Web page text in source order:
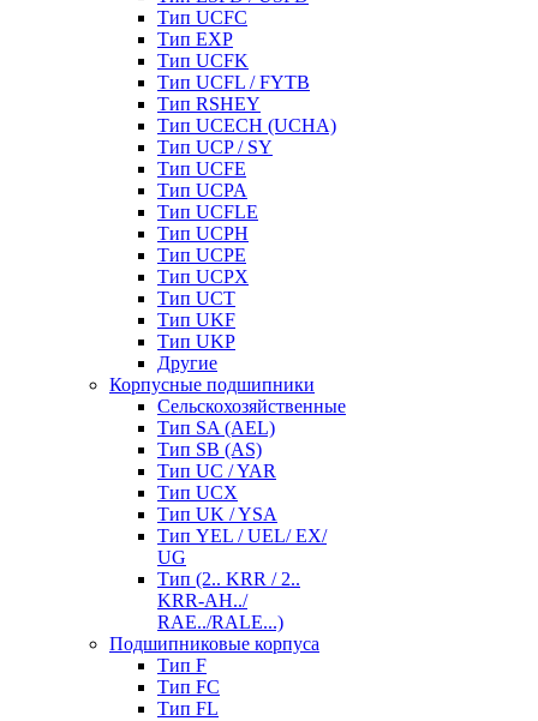
Тип UCFC
Тип EXP
Тип UCFK
Тип UCFL / FYTB
Тип RSHEY
Тип UCECH (UCHA)
Тип UCP / SY
Тип UCFE
Тип UCPA
Тип UCFLE
Тип UCPH
Тип UCPE
Тип UCPX
Тип UCT
Тип UKF
Тип UKP
Другие
Корпусные подшипники
Сельскохозяйственные
Тип SA (AEL)
Тип SB (AS)
Тип UC / YAR
Тип UCX
Тип UK / YSA
Тип YEL / UEL/ EX/
UG
Тип (2.. KRR / 2..
KRR-AH../
RAE../RALE...)
Подшипниковые корпуса
Тип F
Тип FC
Тип FL